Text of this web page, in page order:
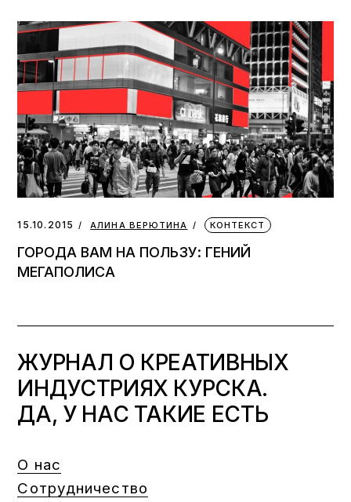
15.10.2015 АЛИНА ВЕРЮТИНА КОНТЕКСТ
ГОРОДА ВАМ НА ПОЛЬЗУ: ГЕНИЙ
МЕГАПОЛИСА
ЖУРНАЛ О КРЕАТИВНЫХ
ИНДУСТРИЯХ КУРСКА.
ДА, У НАС ТАКИЕ ЕСТЬ
О нас
Сотрудничество